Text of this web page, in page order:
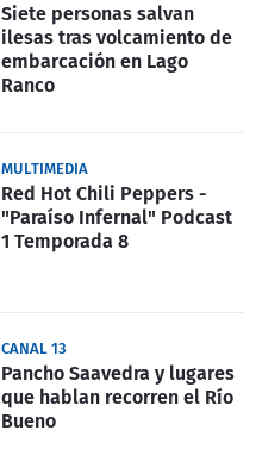
Siete personas salvan
ilesas tras volcamiento de
embarcación en Lago
Ranco
MULTIMEDIA
Red Hot Chili Peppers -
"Paraíso Infernal" Podcast
1 Temporada 8
CANAL 13
Pancho Saavedra y lugares
que hablan recorren el Río
Bueno